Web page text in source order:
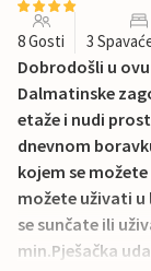
8 Gosti 3
Dobrodošli u
Dalmatinske
etaže i nudi
dnevnom
kojem se
možete uživati
se sunčate ili
min.Pješačka